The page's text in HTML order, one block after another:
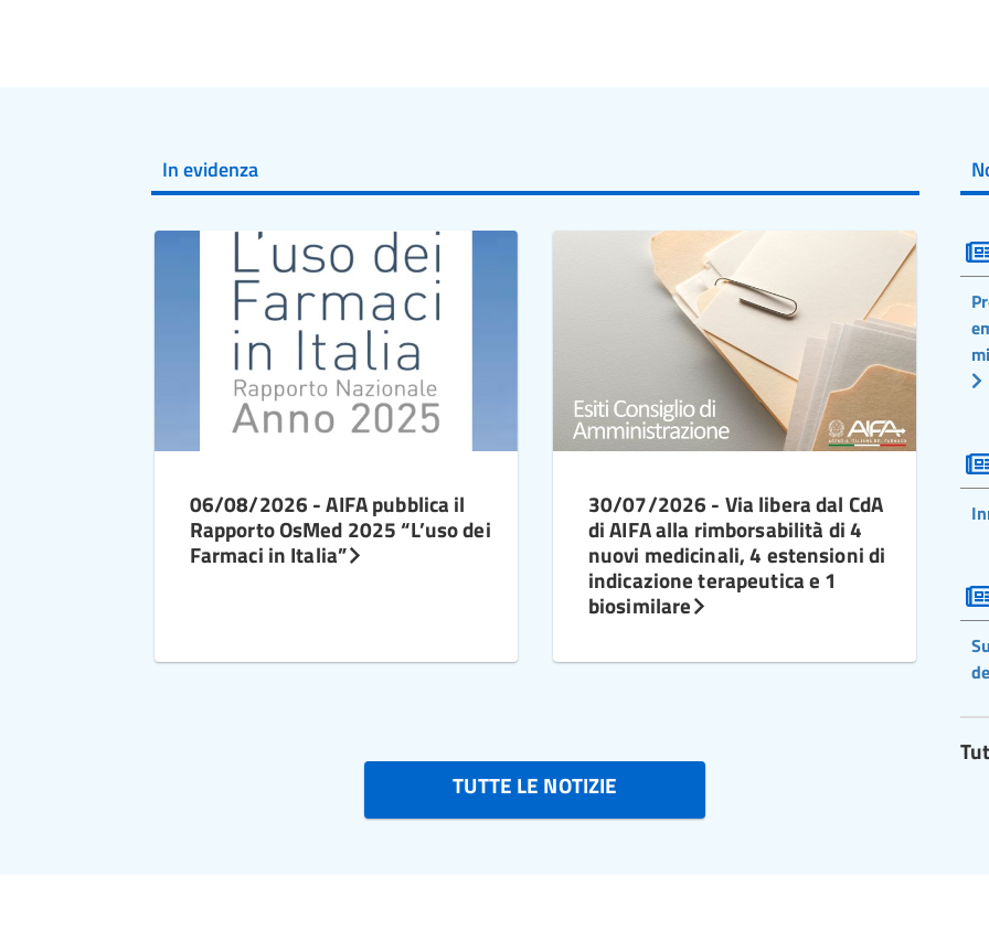
In evidenza
06/08/2026 - AIFA pubblica il
Rapporto OsMed 2025 “L’uso dei
Farmaci in Italia”
30/07/2026 - Via libera dal CdA
di AIFA alla rimborsabilità di 4
nuovi medicinali, 4 estensioni di
indicazione terapeutica e 1
biosimilare
TUTTE LE NOTIZIE